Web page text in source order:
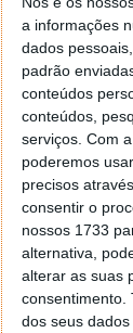
a informações
dados
padrão
conteúdos
conteúdos,
serviços. Com
poderemos
precisos
consentir o
nossos 1733
alternativa,
alterar as suas
consentimento.
dos seus
pode ser
em
Proponha